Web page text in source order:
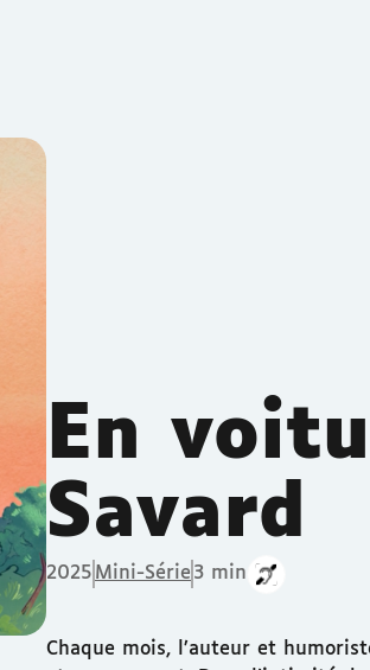
En
Savard
2025 Mini-Série 3 min
Chaque mois, l’auteur et